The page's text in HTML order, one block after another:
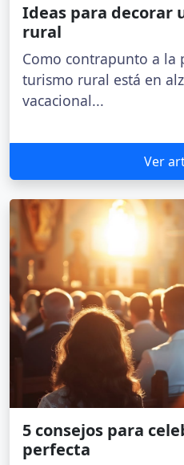
Ideas para decorar
rural
Como contrapunto a la
turismo rural está en
vacacional...
Ver
5 consejos para
perfecta